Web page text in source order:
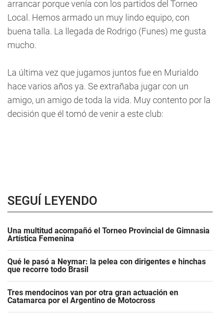
arrancar porque venía con los partidos del Torneo
Local. Hemos armado un muy lindo equipo, con
buena talla. La llegada de Rodrigo (Funes) me gusta
mucho.
La última vez que jugamos juntos fue en Murialdo
hace varios años ya. Se extrañaba jugar con un
amigo, un amigo de toda la vida. Muy contento por la
decisión que él tomó de venir a este club:
SEGUÍ LEYENDO
Una multitud acompañó el Torneo Provincial de Gimnasia
Artística Femenina
Qué le pasó a Neymar: la pelea con dirigentes e hinchas
que recorre todo Brasil
Tres mendocinos van por otra gran actuación en
Catamarca por el Argentino de Motocross